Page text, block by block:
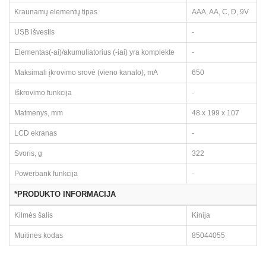
Kraunamų elementų tipas AAA, AA, C, D, 9V
USB išvestis -
Elementas(-ai)/akumuliatorius (-iai) yra komplekte -
Maksimali įkrovimo srovė (vieno kanalo), mA 650
Iškrovimo funkcija -
Matmenys, mm 48 x 199 x 107
LCD ekranas -
Svoris, g 322
Powerbank funkcija -
*PRODUKTO INFORMACIJA
Kilmės šalis Kinija
Muitinės kodas 85044055